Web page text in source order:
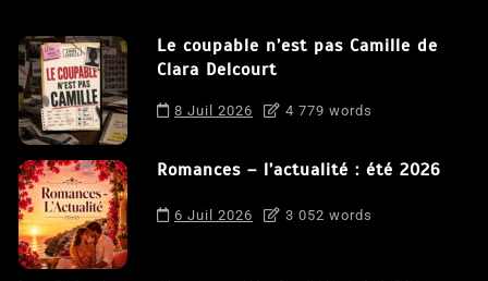
Le coupable n’est pas Camille de
Clara Delcourt
8 Juil 2026 4 779 words
Romances – l’actualité : été 2026
6 Juil 2026 3 052 words